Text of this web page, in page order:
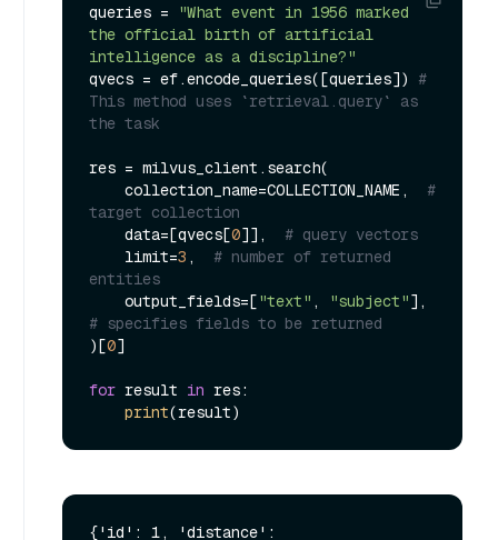
queries =
"What event in 1956 marked
the official birth of artificial
intelligence as a discipline?"
qvecs = ef.encode_queries([queries]) #
This method uses `retrieval.query` as
the task
res = milvus_client.search(
    collection_name=COLLECTION_NAME,
#
target collection
    data=[qvecs[
0]], # query vectors
    limit=
3 , # number of returned
entities
    output_fields=[
"text" , "subject"
# specifies fields to be returned
)[0]
for result in res:
print
{'id': 1, 'distance':